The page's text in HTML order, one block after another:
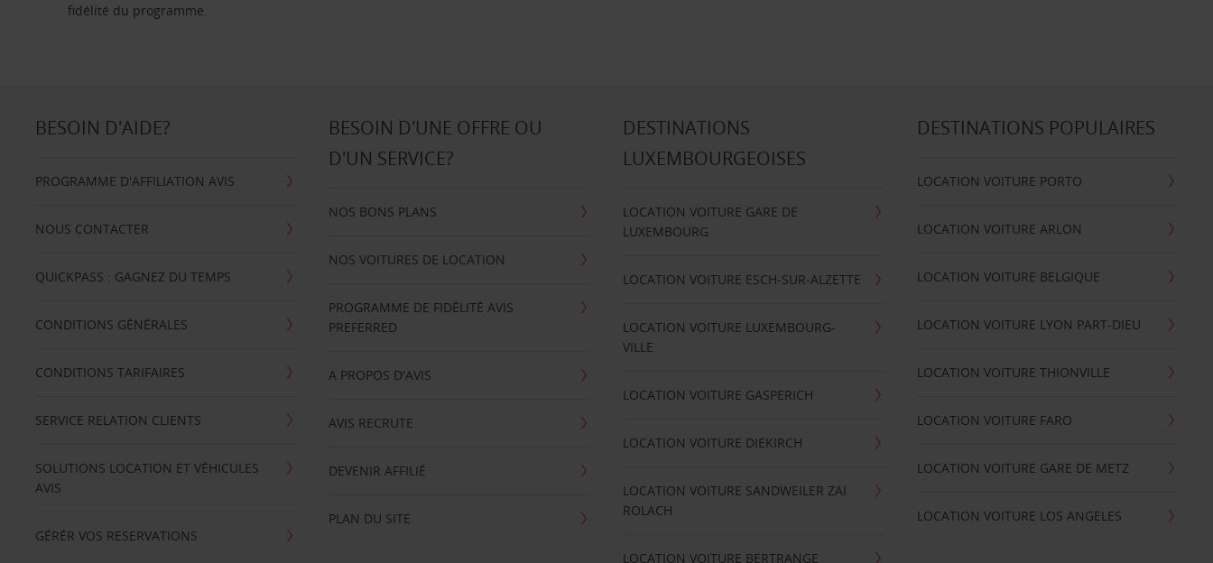
fidélité du programme.
BESOIN D'AIDE?
PROGRAMME D'AFFILIATION AVIS
NOUS CONTACTER
QUICKPASS : GAGNEZ DU TEMPS
CONDITIONS GÉNÉRALES
CONDITIONS TARIFAIRES
SERVICE RELATION CLIENTS
SOLUTIONS LOCATION ET VÉHICULES
AVIS
GÉRÉR VOS RESERVATIONS
BESOIN D'UNE OFFRE OU
D'UN SERVICE?
NOS BONS PLANS
NOS VOITURES DE LOCATION
PROGRAMME DE FIDÉLITÉ AVIS
PREFERRED
A PROPOS D'AVIS
AVIS RECRUTE
DEVENIR AFFILIÉ
PLAN DU SITE
DESTINATIONS
LUXEMBOURGEOISES
LOCATION VOITURE GARE DE
LUXEMBOURG
LOCATION VOITURE ESCH-SUR-ALZETTE
LOCATION VOITURE LUXEMBOURG-
VILLE
LOCATION VOITURE GASPERICH
LOCATION VOITURE DIEKIRCH
LOCATION VOITURE SANDWEILER ZAI
ROLACH
LOCATION VOITURE BERTRANGE
DESTINATIONS POPULAIRES
LOCATION VOITURE PORTO
LOCATION VOITURE ARLON
LOCATION VOITURE BELGIQUE
LOCATION VOITURE LYON PART-DIEU
LOCATION VOITURE THIONVILLE
LOCATION VOITURE FARO
LOCATION VOITURE GARE DE METZ
LOCATION VOITURE LOS ANGELES